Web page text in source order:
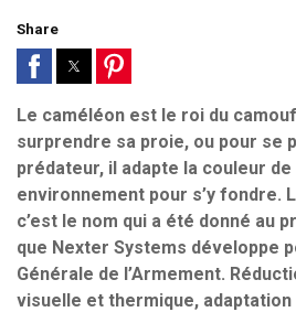
Share
Le caméléon est le roi du
surprendre sa proie, ou pour se
prédateur, il adapte la couleur de
environnement pour s’y fondre.
c’est le nom qui a été donné au
que Nexter Systems développe
Générale de l’Armement.
visuelle et thermique, adaptation